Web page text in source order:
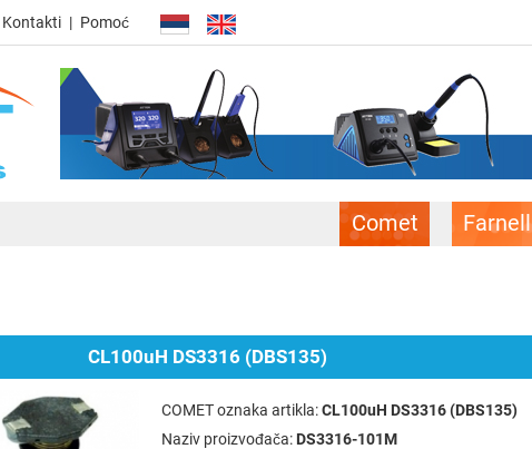
Kontakti Pomoć
Comet Farnell
CL100uH DS3316 (DBS135)
COMET oznaka artikla:CL100uH DS3316 (DBS135)
Naziv proizvođača: DS3316-101M